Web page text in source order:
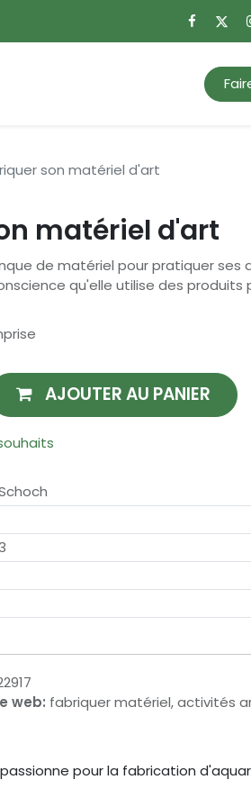
son matériel d'art
matériel d'art
de matériel pour pratiquer ses
qu'elle utilise des produits
AJOUTER AU PANIER
web: fabriquer matériel, activités
pour la fabrication